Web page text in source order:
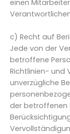
einen
c) Recht auf
Jede von der
betroffene
Richtlinien- und
unverzügliche
der betroffenen